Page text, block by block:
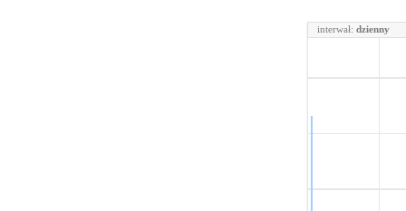
interwał: dzienny